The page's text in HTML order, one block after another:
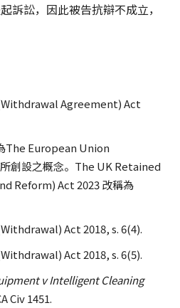
訴訟，因此被告抗辯不成立，
Agreement) Act
European Union
創設之概念。The UK Retained
Reform) Act 2023 改稱為
Act 2018, s. 6(4).
Act 2018, s. 6(5).
v Intelligent Cleaning
Civ 1451.